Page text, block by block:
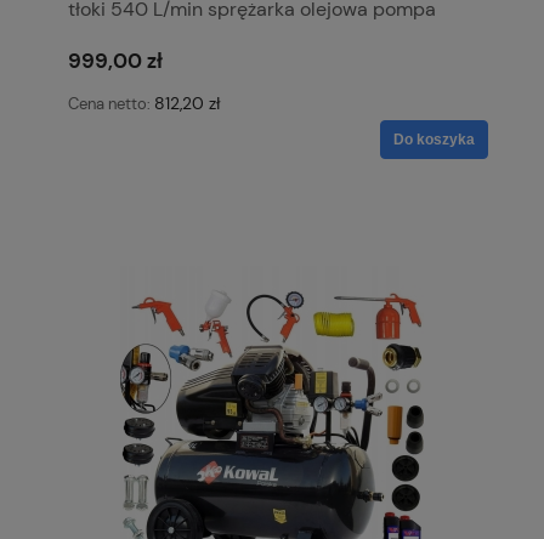
tłoki 540 L/min sprężarka olejowa pompa
999,00 zł
Cena netto: 812,20 zł
Do koszyka